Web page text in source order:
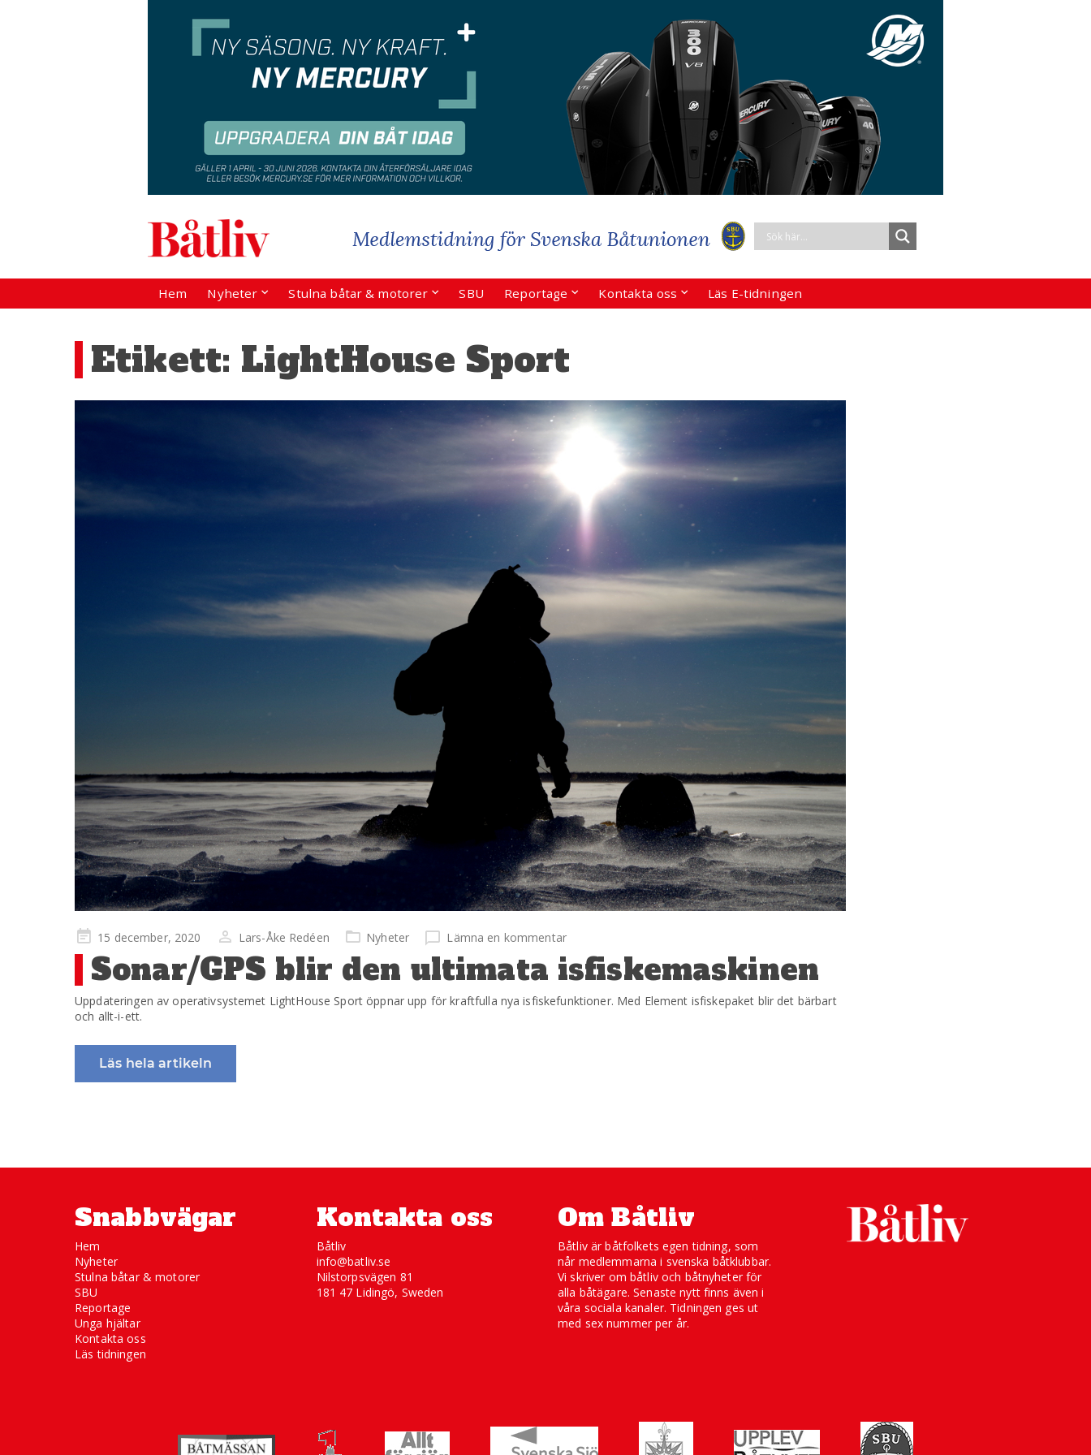
Hem Nyheter Stulna båtar & motorer SBU Reportage Kontakta oss Läs E-tidningen
Etikett: LightHouse Sport
Publicerad
på
15 december, 2020 Lars-Åke Redéen Nyheter Lämna en kommentar
Sonar/GPS blir den ultimata isfiskemaskinen
Uppdateringen av operativsystemet LightHouse Sport öppnar upp för kraftfulla nya isfiskefunktioner. Med Element isfiskepaket blir det bärbart
och allt-i-ett.
Läs hela artikeln
Snabbvägar
Hem
Nyheter
Stulna båtar & motorer
SBU
Reportage
Unga hjältar
Kontakta oss
Läs tidningen
Kontakta oss
Båtliv
info@batliv.se
Nilstorpsvägen 81
181 47 Lidingö, Sweden
Om Båtliv
Båtliv är båtfolkets egen tidning, som
når medlemmarna i svenska båtklubbar.
Vi skriver om båtliv och båtnyheter för
alla båtägare. Senaste nytt finns även i
våra sociala kanaler. Tidningen ges ut
med sex nummer per år.